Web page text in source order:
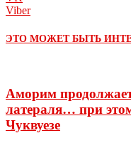
Viber
ЭТО МОЖЕТ БЫТЬ
Аморим
латераля… при
Чуквуезе